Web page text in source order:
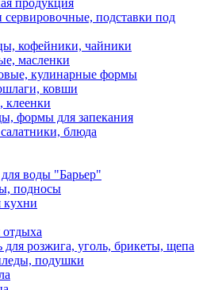
продукция
сервировочные, подставки под
кофейники, чайники
масленки
кулинарные формы
ковши
клеенки
формы для запекания
блюда
воды "Барьер"
подносы
кухни
для розжига, уголь, брикеты, щепа
подушки